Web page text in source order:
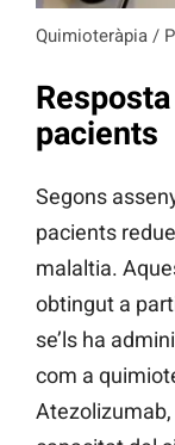
Quimioteràpia /
pacients
Segons
pacients
malaltia.
obtingut a
se’ls ha
com a